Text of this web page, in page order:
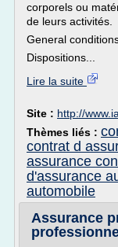
corporels ou
de leurs activités.
General
Dispositions...
Lire la suite
Site : http://
Thèmes liés :
contrat d
assurance
d'assurance
automobile
Assurance